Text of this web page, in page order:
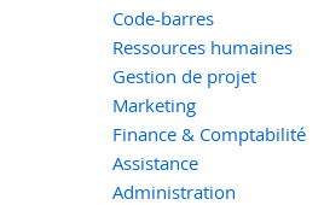
Code-barres
Ressources humaines
Gestion de projet
Marketing
Finance & Comptabilité
Assistance
Administration